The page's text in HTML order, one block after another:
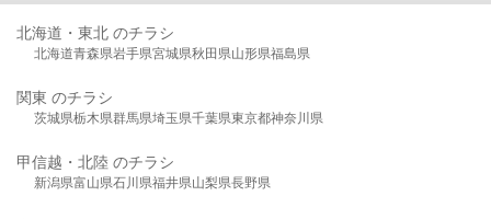
北海道・東北 のチラシ
北海道青森県岩手県宮城県秋田県山形県福島県
関東 のチラシ
茨城県栃木県群馬県埼玉県千葉県東京都神奈川県
甲信越・北陸 のチラシ
新潟県富山県石川県福井県山梨県長野県